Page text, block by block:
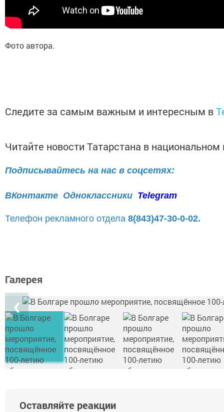
Фото автора.
Следите за самым важным и интересным в
Читайте новости Татарстана в
Подписывайтесь на нас в соцсетях:
ВКонтакте Одноклассники Telegram
Телефон рекламного отдела 8(843)47-30-0-02.
Галерея
❮
Оставляйте реакции